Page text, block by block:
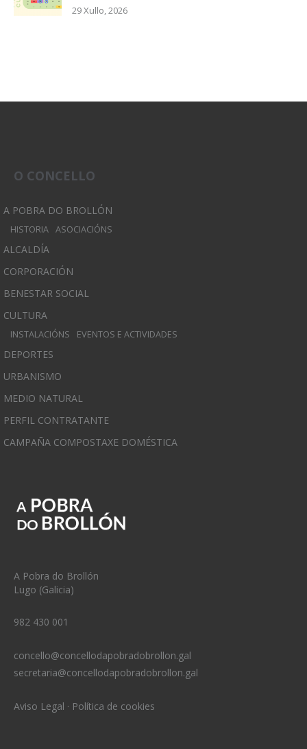
29 Xullo, 2026
O CONCELLO
A POBRA DO BROLLÓN
HISTORIA ASOCIACIÓNS
ALCALDÍA
CORPORACIÓN
BENESTAR SOCIAL
CULTURA
INSTALACIÓNS EVENTOS E ACTIVIDADES
DEPORTES
URBANISMO
MEDIO NATURAL
PERFIL CONTRATANTE
CAMPAÑA COMPOSTAXE DOMÉSTICA
A Pobra do Brollón
Lugo (Galicia)
982 430 001
concello@concellodapobradobrollon.gal
secretaria@concellodapobradobrollon.gal
Aviso Legal · Política de cookies